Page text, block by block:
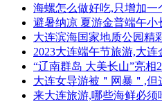
海螺怎么做好吃,只增加一
避暑纳凉 夏游金普端午小
大连滨海国家地质公园精
2023大连端午节旅游,大
“辽南群岛 大美长山”亮相
大连女导游被＂网暴＂,
来大连旅游,哪些海鲜必须